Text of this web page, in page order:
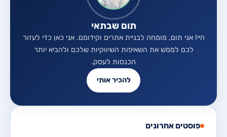
תום שבתאי
היי! אני תום, מומחה לבניית אתרים וקידומם. אני כאן כדי לעזור
לכם לממש את השאיפות השיווקיות שלכם ולהביא יותר
הכנסות לעסק.
להכיר אותי
פוסטים אחרונים